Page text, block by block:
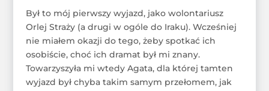
Był to mój pierwszy wyjazd, jako wolontariusz
Orlej Straży (a drugi w ogóle do Iraku). Wcześniej
nie miałem okazji do tego, żeby spotkać ich
osobiście, choć ich dramat był mi znany.
Towarzyszyła mi wtedy Agata, dla której tamten
wyjazd był chyba takim samym przełomem, jak